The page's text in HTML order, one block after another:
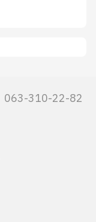
063-310-22-82